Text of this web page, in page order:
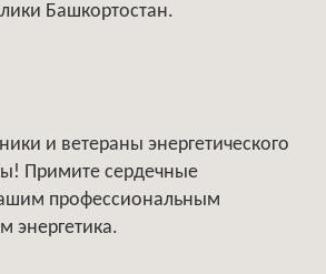
Башкортостан.
и ветераны энергетического
Примите сердечные
профессиональным
энергетика.